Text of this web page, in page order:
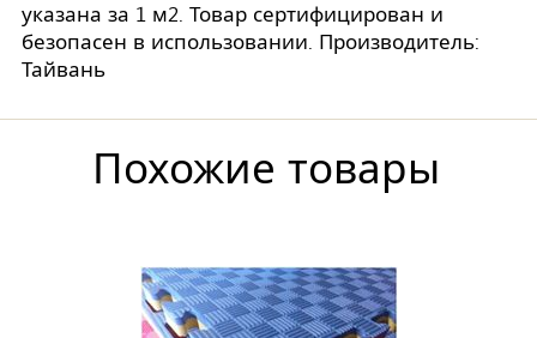
указана за 1 м2. Товар сертифицирован и
безопасен в использовании. Производитель:
Тайвань
Похожие товары